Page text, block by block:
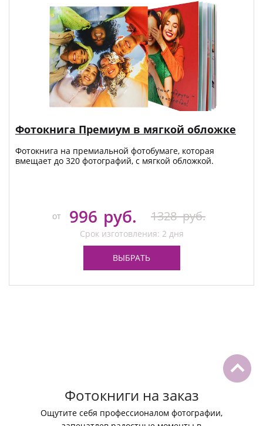
Фотокнига Премиум в мягкой обложке
Фотокнига на премиальной фотобумаге, которая
вмещает до 320 фотографий, с мягкой обложкой.
от 996 руб. 1328 руб.
Срок изготовления: 2 дня
ВЫБРАТЬ
Фотокниги на заказ
Ощутите себя профессионалом фотографии,